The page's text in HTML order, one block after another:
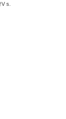
s.